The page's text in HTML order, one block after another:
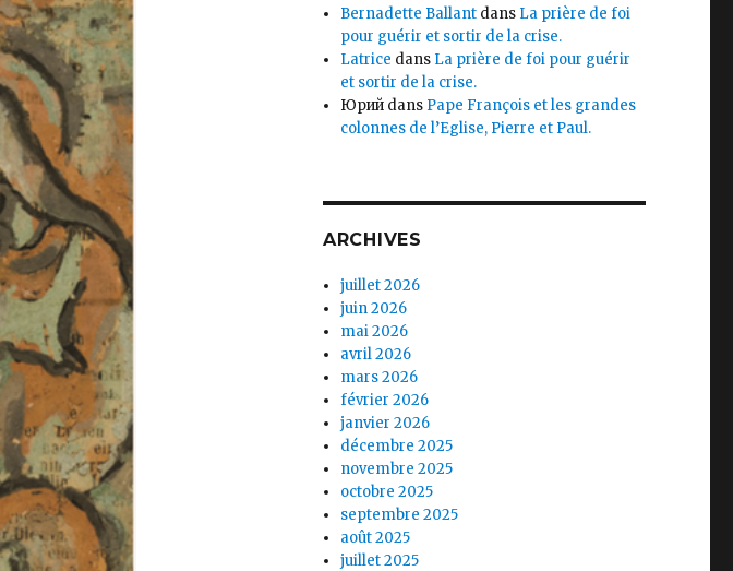
Bernadette Ballant dans La prière de foi
pour guérir et sortir de la crise.
Latrice dans La prière de foi pour guérir
et sortir de la crise.
Юрий dans Pape François et les grandes
colonnes de l’Eglise, Pierre et Paul.
ARCHIVES
juillet 2026
juin 2026
mai 2026
avril 2026
mars 2026
février 2026
janvier 2026
décembre 2025
novembre 2025
octobre 2025
septembre 2025
août 2025
juillet 2025